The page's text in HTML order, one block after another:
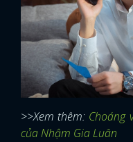
>>Xem thêm: Choáng
của Nhậm Gia Luân